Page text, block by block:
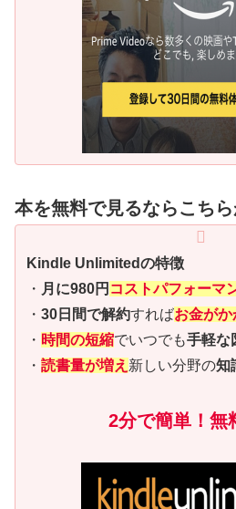
本を無料で見るならこち
Kindle Unlimitedの特徴
・ 月に980円 コストパフォーマ
・ 30日間で解約すればお金が
・ 時間の短縮でいつでも手軽な
・ 読書量が増え 新しい分野の知
2分で簡単！無